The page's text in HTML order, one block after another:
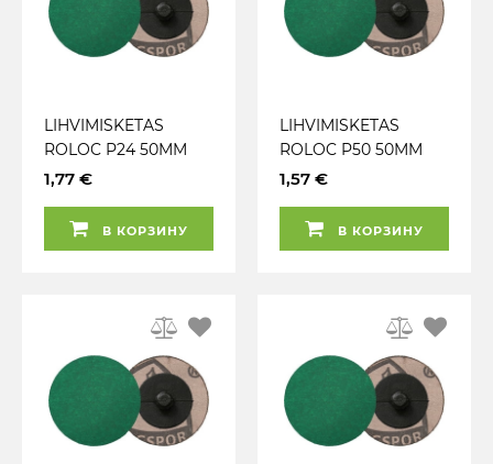
LIHVIMISKETAS
ROLOC P24 50MM
QRC 966 KLINGSPOR
1,77 €
В КОРЗИНУ
LIHVIMISKETAS
ROLOC P50 50MM
QRC 966 KLINGSPOR
1,57 €
В КОРЗИНУ